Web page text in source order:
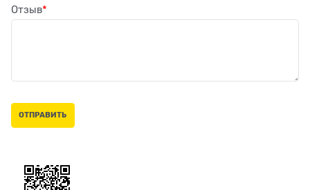
Отзыв